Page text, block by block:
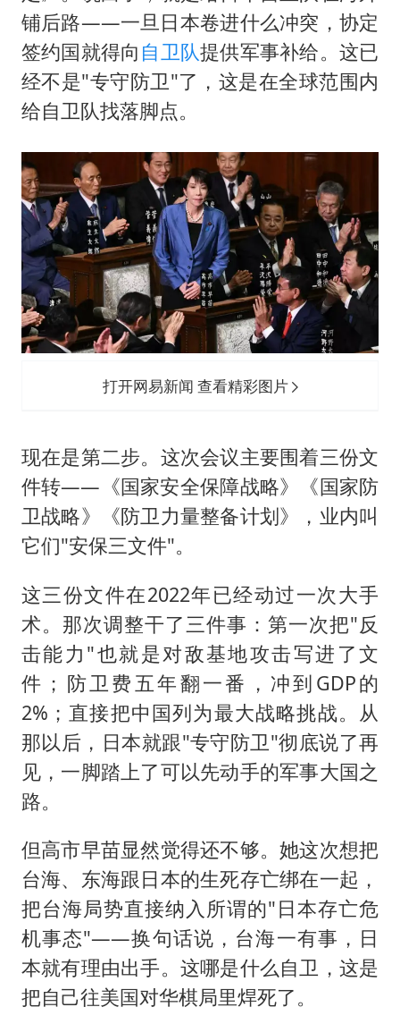
铺后路——一旦日本卷进什么冲突，协定
签约国就得向 自卫队提供军事补给。这已
经不是"专守防卫"了，这是在全球范围内
给自卫队找落脚点。
打开网易新闻 查看精彩图片
现在是第二步。这次会议主要围着三份文
件转——《国家安全保障战略》《国家防
卫战略》《防卫力量整备计划》，业内叫
它们"安保三文件"。
这三份文件在2022年已经动过一次大手
术。那次调整干了三件事：第一次把"反
击能力"也就是对敌基地攻击写进了文
件；防卫费五年翻一番，冲到GDP的
2%；直接把中国列为最大战略挑战。从
那以后，日本就跟"专守防卫"彻底说了再
见，一脚踏上了可以先动手的军事大国之
路。
但高市早苗显然觉得还不够。她这次想把
台海、东海跟日本的生死存亡绑在一起，
把台海局势直接纳入所谓的"日本存亡危
机事态"——换句话说，台海一有事，日
本就有理由出手。这哪是什么自卫，这是
把自己往美国对华棋局里焊死了。